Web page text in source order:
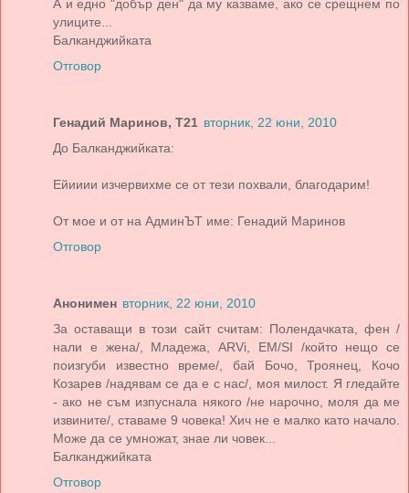
А и едно "добър ден" да му казваме, ако се срещнем по
улиците...
Балканджийката
Отговор
Генадий Маринов, Т21 вторник, 22 юни, 2010
До Балканджийката:
Ейииии изчервихме се от тези похвали, благодарим!
От мое и от на АдминЪТ име: Генадий Маринов
Отговор
Анонимен вторник, 22 юни, 2010
За оставащи в този сайт считам: Полендачката, фен /
нали е жена/, Младежа, ARVi, EM/SI /който нещо се
поизгуби известно време/, бай Бочо, Троянец, Кочо
Козарев /надявам се да е с нас/, моя милост. Я гледайте
- ако не съм изпуснала някого /не нарочно, моля да ме
извините/, ставаме 9 човека! Хич не е малко като начало.
Може да се умножат, знае ли човек...
Балканджийката
Отговор